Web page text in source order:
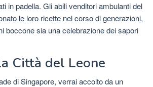
in padella. Gli abili venditori ambulanti del
le loro ricette nel corso di generazioni,
boccone sia una celebrazione dei sapori
Città del Leone
di Singapore, verrai accolto da un